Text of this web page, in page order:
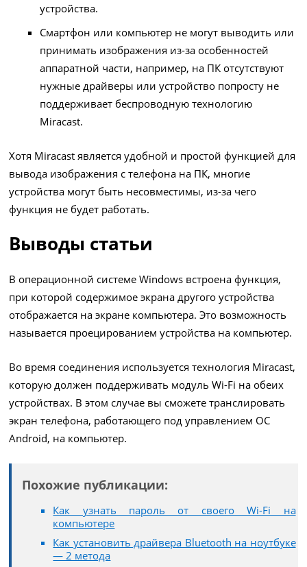
устройства.
Смартфон или компьютер не могут выводить или
принимать изображения из-за особенностей
аппаратной части, например, на ПК отсутствуют
нужные драйверы или устройство попросту не
поддерживает беспроводную технологию
Miracast.
Хотя Miracast является удобной и простой функцией для
вывода изображения с телефона на ПК, многие
устройства могут быть несовместимы, из-за чего
функция не будет работать.
Выводы статьи
В операционной системе Windows встроена функция,
при которой содержимое экрана другого устройства
отображается на экране компьютера. Это возможность
называется проецированием устройства на компьютер.
Во время соединения используется технология Miracast,
которую должен поддерживать модуль Wi-Fi на обеих
устройствах. В этом случае вы сможете транслировать
экран телефона, работающего под управлением ОС
Android, на компьютер.
Похожие публикации:
Как узнать пароль от своего Wi-Fi на
компьютере
Как установить драйвера Bluetooth на ноутбуке
— 2 метода